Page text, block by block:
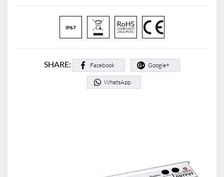
IP67
SHARE: Facebook Google+
WhatsApp